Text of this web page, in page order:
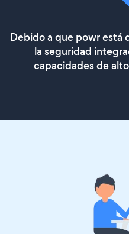
Debido a que powr está
la seguridad
capacidades de